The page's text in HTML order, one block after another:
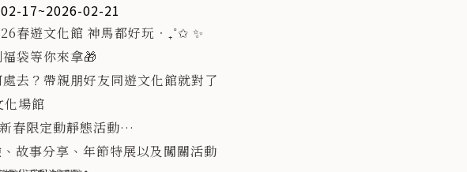
西海洋音樂季
｜星球之間 ✦
六)-7/26(日)
19:30
縣四湖鄉三條崙海
中段細緻的白色線條，
呼應藝術作品 《 再生 》 的概
如同從環境中生成的節奏與脈
擴散的狀態。
好庫文化園區
技團
【土庫】4/18（六）16:00
安宮
劇團
17~2026-02-21
春遊文化館 神馬都好玩‧₊˚✩ ✨
袋等你來拿🎁
去？帶親朋好友同遊文化館就對了
化場館
春限定動靜態活動
故事分享、年節特展以及闖關活動